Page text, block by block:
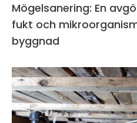
Mögelsanering: En
fukt och
byggnad